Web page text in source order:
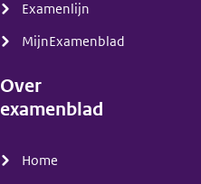
Examenlijn
MijnExamenblad
Over
examenblad
Home